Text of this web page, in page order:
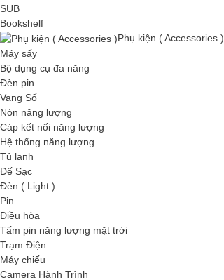
SUB
Bookshelf
Phụ kiện ( Accessories )
Máy sấy
Bộ dụng cụ đa năng
Đèn pin
Vang Số
Nón năng lượng
Cáp kết nối năng lượng
Hệ thống năng lượng
Tủ lạnh
Đế Sạc
Đèn ( Light )
Pin
Điều hòa
Tấm pin năng lượng mặt trời
Trạm Điện
Máy chiếu
Camera Hành Trình